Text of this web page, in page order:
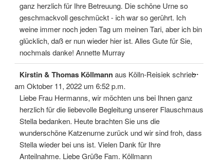
ganz herzlich für Ihre Betreuung. Die schöne Urne so
geschmackvoll geschmückt - ich war so gerührt. Ich
weine immer noch jeden Tag um meinen Tari, aber ich bin
glücklich, daß er nun wieder hier ist. Alles Gute für Sie,
nochmals danke! Annette Murray
Kirstin & Thomas Köllmannaus Kölln-Reisiek schrieb
am Oktober 11, 2022 um 6:52 p.m.
Liebe Frau Hermanns, wir möchten uns bei Ihnen ganz
herzlich für die liebevolle Begleitung unserer Flauschmaus
Stella bedanken. Heute brachten Sie uns die
wunderschöne Katzenurne zurück und wir sind froh, dass
Stella wieder bei uns ist. Vielen Dank für Ihre
Anteilnahme. Liebe Grüße Fam. Köllmann
...